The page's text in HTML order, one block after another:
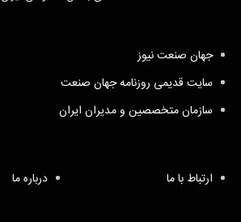
جهان صنعت نیوز
سایت قدیمی روزنامه جهان صنعت
سازمان متخصصین و مدیران ایران
ارتباط با ما درباره ما